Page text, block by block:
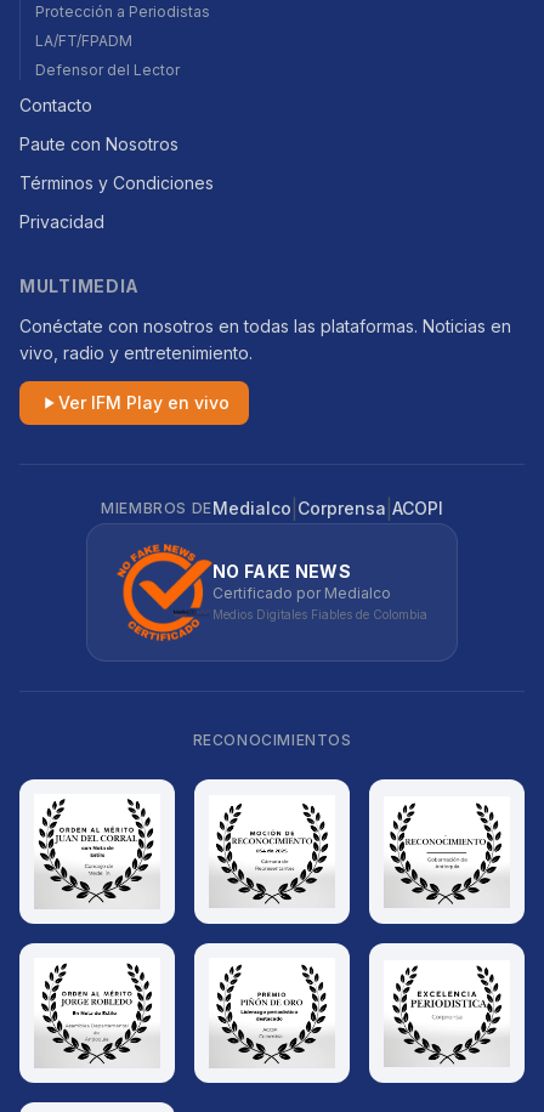
Protección a Periodistas
LA/FT/FPADM
Defensor del Lector
Contacto
Paute con Nosotros
Términos y Condiciones
Privacidad
MULTIMEDIA
Conéctate con nosotros en todas las plataformas. Noticias en
vivo, radio y entretenimiento.
Ver IFM Play en vivo
MIEMBROS DEMedialco Corprensa ACOPI
NO FAKE NEWS
Certificado por Medialco
Medios Digitales Fiables de Colombia
RECONOCIMIENTOS